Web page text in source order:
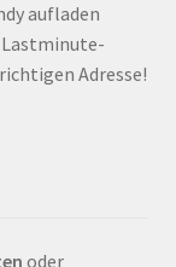
aufladen
Lastminute-
Adresse!
oder